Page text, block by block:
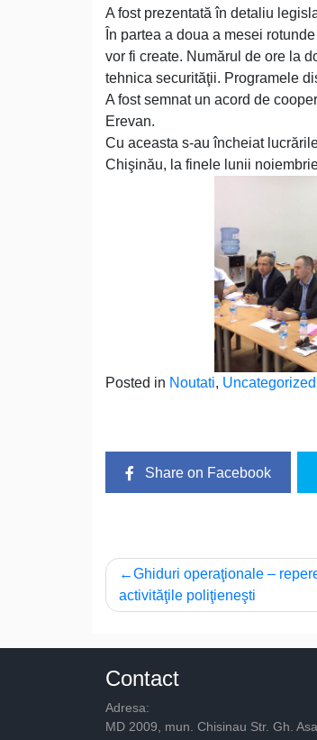
A fost prezentată în detaliu
În partea a doua a mesei
vor fi create. Numărul de ore la
tehnica securităţii. Programele
A fost semnat un acord de
Erevan.
Cu aceasta s-au încheiat
Chişinău, la finele lunii
Posted in Noutati, Uncategorized
Share on Facebook
Post
navigation
Ghiduri operaţionale –
activităţile poliţieneşti
Contact
Adresa:
MD 2009, mun. Chisinau Str. Gh.